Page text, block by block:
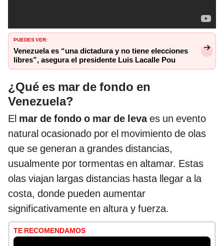
PUEDES VER:
Venezuela es “una dictadura y no tiene elecciones
libres”, asegura el presidente Luis Lacalle Pou
¿Qué es mar de fondo en
Venezuela?
El mar de fondo o mar de levaes un evento
natural ocasionado por el movimiento de olas
que se generan a grandes distancias,
usualmente por tormentas en altamar. Estas
olas viajan largas distancias hasta llegar a la
costa, donde pueden aumentar
significativamente en altura y fuerza.
TE RECOMENDAMOS